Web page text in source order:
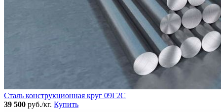
Сталь конструкционная круг 09Г2С
39 500 руб./кг. Купить